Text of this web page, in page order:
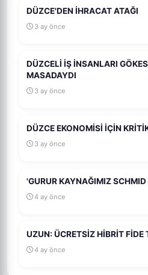
DÜZCE'DEN İHRACAT ATAĞI
3 ay önce
DÜZCELİ İŞ İNSANLARI
MASADAYDI
3 ay önce
DÜZCE EKONOMİSİ İÇİN
3 ay önce
'GURUR KAYNAĞIMIZ
4 ay önce
UZUN: ÜCRETSİZ HİBRİT FİDE
4 ay önce